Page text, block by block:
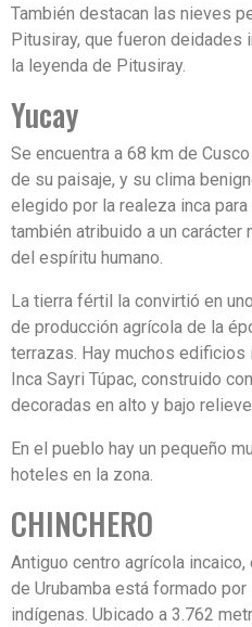
También destacan las nieves
Pitusiray, que fueron
la leyenda de Pitusiray.
Yucay
Se encuentra a 68 km de
de su paisaje, y su clima
elegido por la realeza inca
también atribuido a un
del espíritu humano.
La tierra fértil la convirtió en
de producción agrícola de la
terrazas. Hay muchos
Inca Sayri Túpac, construido
decoradas en alto y bajo
En el pueblo hay un pequeño
hoteles en la zona.
CHINCHERO
Antiguo centro agrícola
de Urubamba está formado
indígenas. Ubicado a 3.762
Te ayudamos a
brindarte la asistencia que
viaje a Perù
Nombre Completo